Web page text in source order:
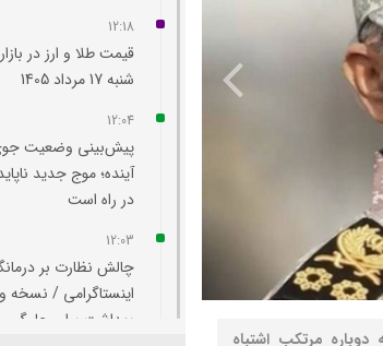
مرتکب اشتباه
12:18
قیمت طلا و ارز در
شنبه 17 مرداد 1405
12:04
پیش‌بینی وضعیت
آینده؛ موج جدید
در راه است
12:03
چالش نظارت بر
اینستاگرامی / نسخه
بهداشت برای